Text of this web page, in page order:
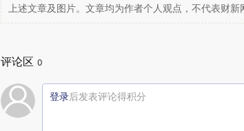
上述文章及图片。文章均为作者个人观点，不代表财新
评论区 0
登录后发表评论得积分